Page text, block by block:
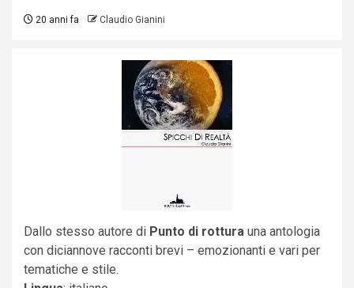
20 anni fa Claudio Gianini
Dallo stesso autore di Punto di rottura una antologia
con diciannove racconti brevi – emozionanti e vari per
tematiche e stile.